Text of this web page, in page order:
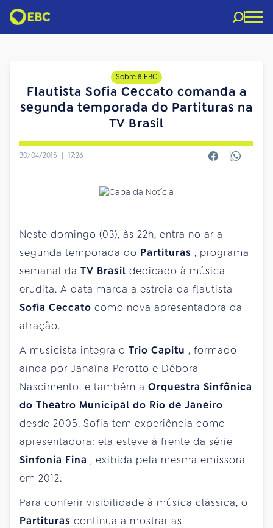
Sobre a EBC
Flautista Sofia Ceccato comanda a
segunda temporada do Partituras na
TV Brasil
30/04/2015 | 17:26
Neste domingo (03), às 22h, entra no ar a
segunda temporada do Partituras , programa
semanal da TV Brasil dedicado à música
erudita. A data marca a estreia da flautista
Sofia Ceccato como nova apresentadora da
atração.
A musicista integra o Trio Capitu , formado
ainda por Janaína Perotto e Débora
Nascimento, e também a Orquestra Sinfônica
do Theatro Municipal do Rio de Janeiro
desde 2005. Sofia tem experiência como
apresentadora: ela esteve à frente da série
Sinfonia Fina , exibida pela mesma emissora
em 2012.
Para conferir visibilidade à música clássica, o
Partituras continua a mostrar as